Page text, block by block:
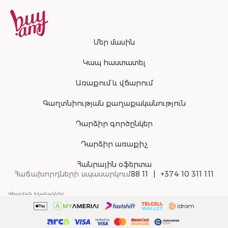
Մեր մասին
Կապ հաստատել
Առաքում և վճարում
Գաղտնիության քաղաքականություն
Դարձիր գործընկեր
Դարձիր առաքիչ
Հանրային օֆերտա
Հաճախորդների սպասարկում88 11 +374 10 311 111
Վճարման եղանակներ